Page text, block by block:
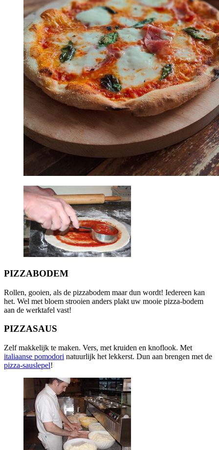
PIZZABODEM
Rollen, gooien, als de pizzabodem maar dun wordt! Iedereen kan
het. Wel met bloem strooien anders plakt uw mooie pizza-bodem
aan de werktafel vast!
PIZZASAUS
Zelf makkelijk te maken. Vers, met kruiden en knoflook. Met
italiaanse pomodori natuurlijk het lekkerst. Dun aan brengen met de
pizza-sauslepel!